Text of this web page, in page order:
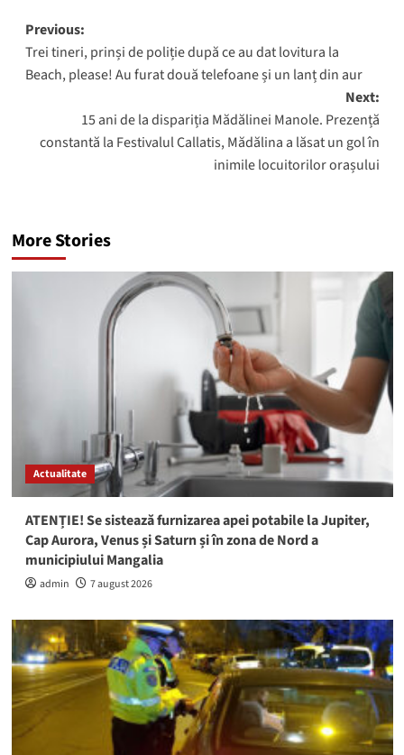
Post
navigation
Previous:
Trei tineri, prinși de poliție după ce au dat lovitura la
Beach, please! Au furat două telefoane și un lanț din aur
Next:
15 ani de la dispariția Mădălinei Manole. Prezență
constantă la Festivalul Callatis, Mădălina a lăsat un gol în
inimile locuitorilor orașului
More Stories
Actualitate
ATENȚIE! Se sistează furnizarea apei potabile la Jupiter,
Cap Aurora, Venus și Saturn și în zona de Nord a
municipiului Mangalia
admin 7 august 2026